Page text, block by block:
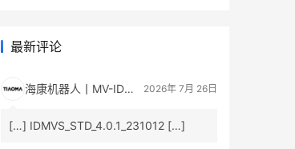
最新评论
海康机器人丨MV-ID5060M 600 万像素智能读码器产品彩页/用户手册下载_条码人网 2026年 7月 26日
[…] IDMVS_STD_4.0.1_231012 […]